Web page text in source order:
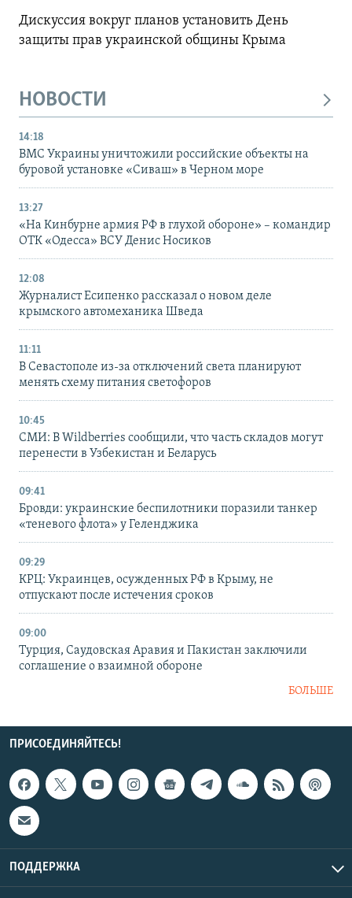
Дискуссия вокруг планов установить День
защиты прав украинской общины Крыма
НОВОСТИ
14:18
ВМС Украины уничтожили российские объекты на
буровой установке «Сиваш» в Черном море
13:27
«На Кинбурне армия РФ в глухой обороне» – командир
ОТК «Одесса» ВСУ Денис Носиков
12:08
Журналист Есипенко рассказал о новом деле
крымского автомеханика Шведа
11:11
В Севастополе из-за отключений света планируют
менять схему питания светофоров
10:45
СМИ: В Wildberries сообщили, что часть складов могут
перенести в Узбекистан и Беларусь
09:41
Бровди: украинские беспилотники поразили танкер
«теневого флота» у Геленджика
09:29
КРЦ: Украинцев, осужденных РФ в Крыму, не
отпускают после истечения сроков
09:00
Турция, Саудовская Аравия и Пакистан заключили
соглашение о взаимной обороне
БОЛЬШЕ
ПРИСОЕДИНЯЙТЕСЬ!
ПОДДЕРЖКА